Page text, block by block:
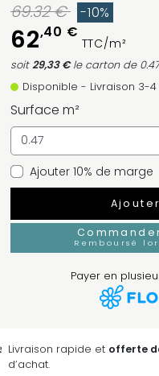
69.32 € -10%
62,40 €
TTC/m²
soit29,33 €le carton de
Disponible - Livraison 3-4
Surface m²
Ajouter 10% de marge
Remboursé
Payer en
Livraison rapide et offerte
d’achat.